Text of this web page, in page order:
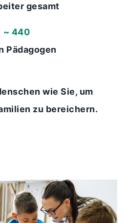
gesamt
Pädagogen
~ 440
wie Sie, um
zu bereichern.